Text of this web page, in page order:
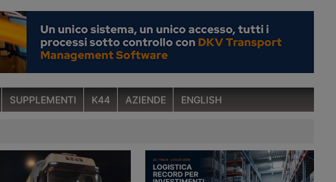
SUPPLEMENTI K44 AZIENDE ENGLISH